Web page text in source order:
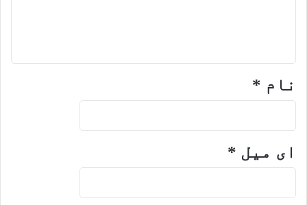
نام *
ای میل *